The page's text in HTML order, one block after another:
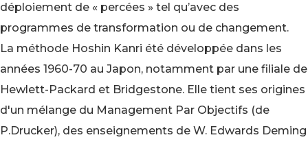
déploiement de « percées » tel qu’avec des
programmes de transformation ou de changement.
La méthode Hoshin Kanri été développée dans les
années 1960-70 au Japon, notamment par une filiale de
Hewlett-Packard et Bridgestone. Elle tient ses origines
d'un mélange du Management Par Objectifs (de
P.Drucker), des enseignements de W. Edwards Deming